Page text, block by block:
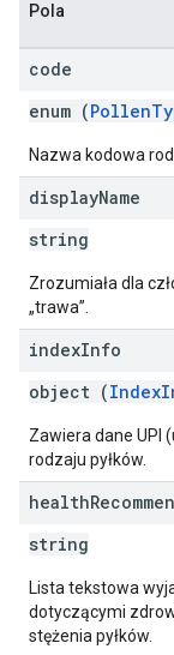
Pola
code
enum (
Nazwa kodowa
displayName
string
Zrozumiała dla
„trawa”.
indexInfo
object (
Zawiera dane UPI
rodzaju pyłków.
health
string
Lista tekstowa
dotyczącymi
stężenia pyłków.